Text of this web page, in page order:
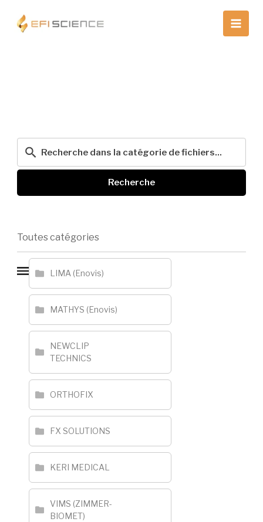
contenu
Recherche
Toutes catégories
LIMA (Enovis)
MATHYS (Enovis)
NEWCLIP
TECHNICS
ORTHOFIX
FX SOLUTIONS
KERI MEDICAL
VIMS (ZIMMER-
BIOMET)